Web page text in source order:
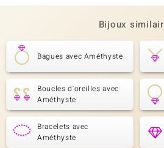
Bijoux
Bagues avec Améthyste
Boucles d'oreilles avec
Améthyste
Bracelets avec
Améthyste